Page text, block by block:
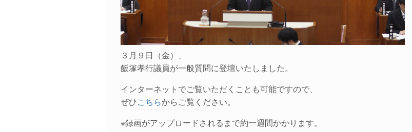
３月９日（金）、
飯塚孝行議員が一般質問に登壇いたしました。
インターネットでご覧いただくことも可能ですので、
ぜひこちらからご覧ください。
※録画がアップロードされるまで約一週間かかります。